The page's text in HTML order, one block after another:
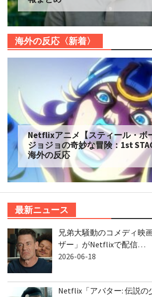
海外の反応〈新着〉
Netflixアニメ【スティール・ボ
ジョジョの奇妙な冒険：1st
海外の反応
最新ニュース
兄弟大騒動のコメディ映
ザー」がNetflixで配信…
2026-06-18
Netflix「アバター: 伝説の